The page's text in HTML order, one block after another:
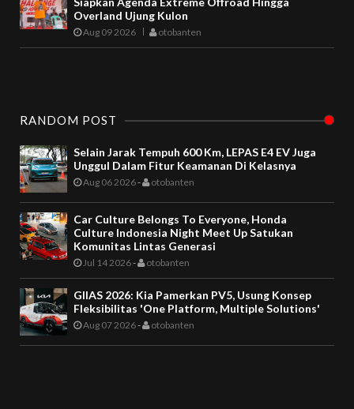
Overland Ujung Kulon
Aug 09 2026 otobanten
RANDOM POST
Selain Jarak Tempuh 600 Km, LEPAS E4 EV Juga
Unggul Dalam Fitur Keamanan Di Kelasnya
Aug 06 2026- otobanten
Car Culture Belongs To Everyone, Honda
Culture Indonesia Night Meet Up Satukan
Komunitas Lintas Generasi
Jul 14 2026- otobanten
GIIAS 2026: Kia Pamerkan PV5, Usung Konsep
Fleksibilitas 'One Platform, Multiple Solutions'
Aug 07 2026- otobanten